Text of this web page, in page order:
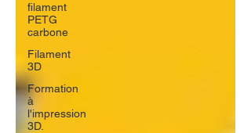
filament
PETG
carbone
Filament
3D
Formation
à
l'impression
3D.